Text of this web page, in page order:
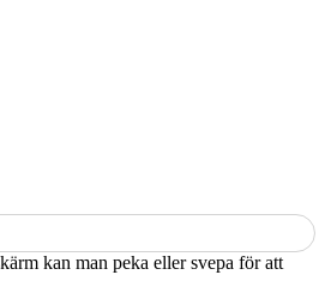
kan man peka eller svepa för att